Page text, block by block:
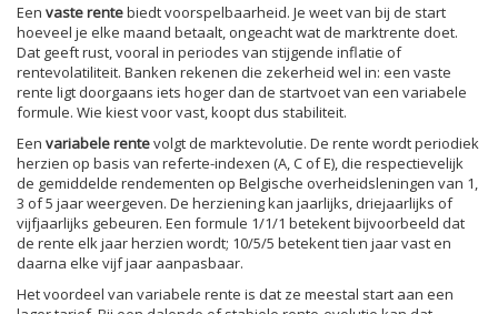
Een vaste rentebiedt voorspelbaarheid. Je weet van bij de start
hoeveel je elke maand betaalt, ongeacht wat de marktrente doet.
Dat geeft rust, vooral in periodes van stijgende inflatie of
rentevolatiliteit. Banken rekenen die zekerheid wel in: een vaste
rente ligt doorgaans iets hoger dan de startvoet van een variabele
formule. Wie kiest voor vast, koopt dus stabiliteit.
Een variabele rentevolgt de marktevolutie. De rente wordt periodiek
herzien op basis van referte-indexen (A, C of E), die respectievelijk
de gemiddelde rendementen op Belgische overheidsleningen van 1,
3 of 5 jaar weergeven. De herziening kan jaarlijks, driejaarlijks of
vijfjaarlijks gebeuren. Een formule 1/1/1 betekent bijvoorbeeld dat
de rente elk jaar herzien wordt; 10/5/5 betekent tien jaar vast en
daarna elke vijf jaar aanpasbaar.
Het voordeel van variabele rente is dat ze meestal start aan een